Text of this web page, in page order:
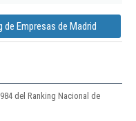
de Empresas de Madrid
del Ranking Nacional de